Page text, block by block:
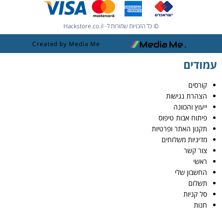
© כל הזכויות שמורות ל- Hackstore.co.il
Created by Media Me
עמודים
קורסים
הצהרת נגישות
ייעוץ והכוונה
פיתוח אבות טיפוס
תקנון האתר ופרטיות
מדיניות משלוחים
צור קשר
ראשי
החשבון שלי
תשלום
סל קניות
חנות